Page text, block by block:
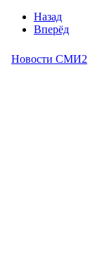
Назад
Вперёд